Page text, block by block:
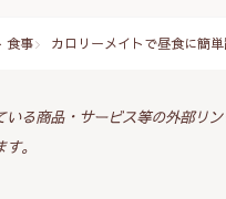
食事 カロリーメイトで昼食に簡
る商品・サービス等の外部リ
。